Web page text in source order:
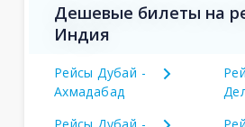
Дешевые билеты на
Индия
Рейсы Дубай -
Ахмадабад